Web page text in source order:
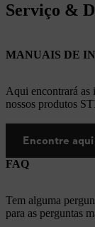
Serviço &
MANUAIS DE
Aqui encontrará as
nossos produtos
Encontre
FAQ
Tem alguma
para as perguntas